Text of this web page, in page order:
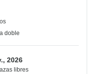
doble
2026
libres